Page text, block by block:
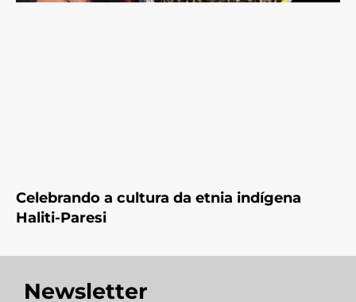
Celebrando a cultura da etnia indígena
Haliti-Paresi
Newsletter